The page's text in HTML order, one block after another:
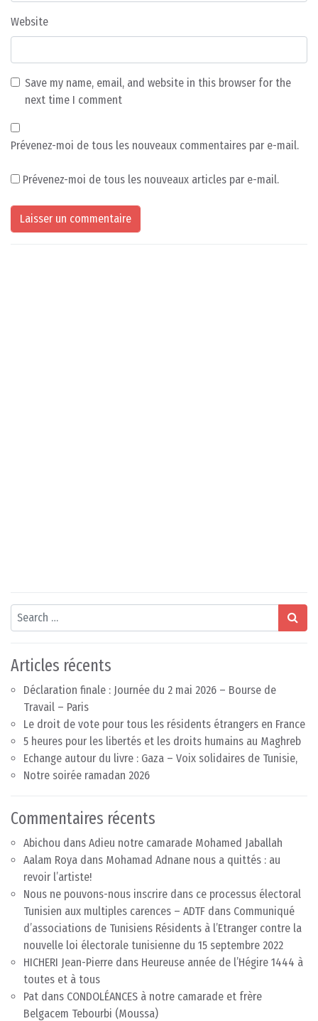
Website
Save my name, email, and website in this browser for the
next time I comment
Prévenez-moi de tous les nouveaux commentaires par e-mail.
Prévenez-moi de tous les nouveaux articles par e-mail.
Search
Articles récents
Déclaration finale : Journée du 2 mai 2026 – Bourse de
Travail – Paris
Le droit de vote pour tous les résidents étrangers en France
5 heures pour les libertés et les droits humains au Maghreb
Echange autour du livre : Gaza – Voix solidaires de Tunisie,
Notre soirée ramadan 2026
Commentaires récents
Abichou dans Adieu notre camarade Mohamed Jaballah
Aalam Roya dans Mohamad Adnane nous a quittés : au
revoir l’artiste!
Nous ne pouvons-nous inscrire dans ce processus électoral
Tunisien aux multiples carences – ADTF dans Communiqué
d’associations de Tunisiens Résidents à l’Etranger contre la
nouvelle loi électorale tunisienne du 15 septembre 2022
HICHERI Jean-Pierre dans Heureuse année de l’Hégire 1444 à
toutes et à tous
Pat dans CONDOLÉANCES à notre camarade et frère
Belgacem Tebourbi (Moussa)